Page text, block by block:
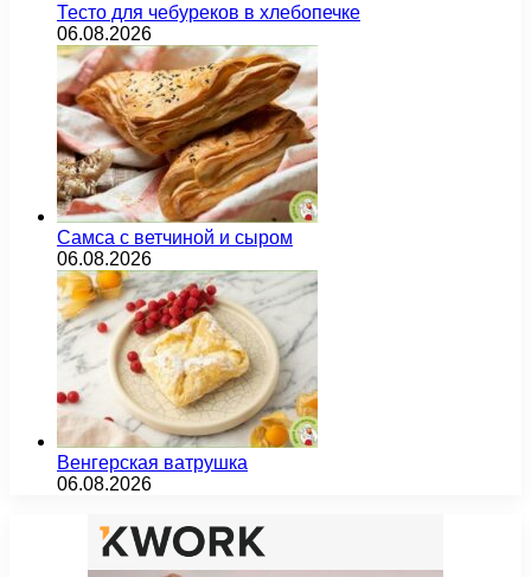
Тесто для чебуреков в хлебопечке
06.08.2026
Самса с ветчиной и сыром
06.08.2026
Венгерская ватрушка
06.08.2026